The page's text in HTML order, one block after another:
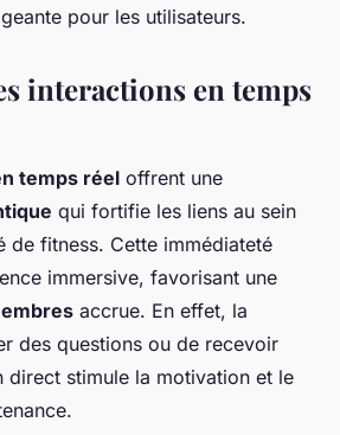
pour les utilisateurs.
interactions en temps
temps réel offrent une
qui fortifie les liens au sein
de fitness. Cette immédiateté
immersive, favorisant une
accrue. En effet, la
des questions ou de recevoir
direct stimule la motivation et le